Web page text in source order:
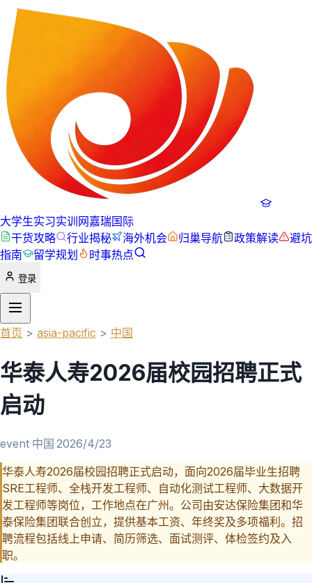
大学生实习实训网嘉瑞国际
干货攻略
行业揭秘 海外机会 归巢导航 政策解读
避坑
指南
留学规划 时事热点
登录
首页 > asia-pacific > 中国
华泰人寿2026届校园招聘正式
启动
event·中国·2026/4/23
华泰人寿2026届校园招聘正式启动，面向2026届毕业生招聘
SRE工程师、全栈开发工程师、自动化测试工程师、大数据开
发工程师等岗位，工作地点在广州。公司由安达保险集团和华
泰保险集团联合创立，提供基本工资、年终奖及多项福利。招
聘流程包括线上申请、简历筛选、面试测评、体检签约及入
职。